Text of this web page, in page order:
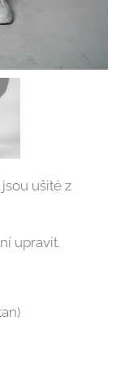
ušité z
upravit.